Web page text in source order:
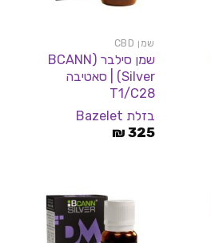
שמן CBD
שמן סילבר (BCANN
Silver) | סאטיבה
T1/C28
בזלת Bazelet
325
₪